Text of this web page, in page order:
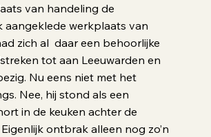
van handeling de
aangeklede werkplaats van
zich al daar een behoorlijke
tot aan Leeuwarden en
Nu eens niet met het
Nee, hij stond als een
in de keuken achter de
ontbrak alleen nog zo’n